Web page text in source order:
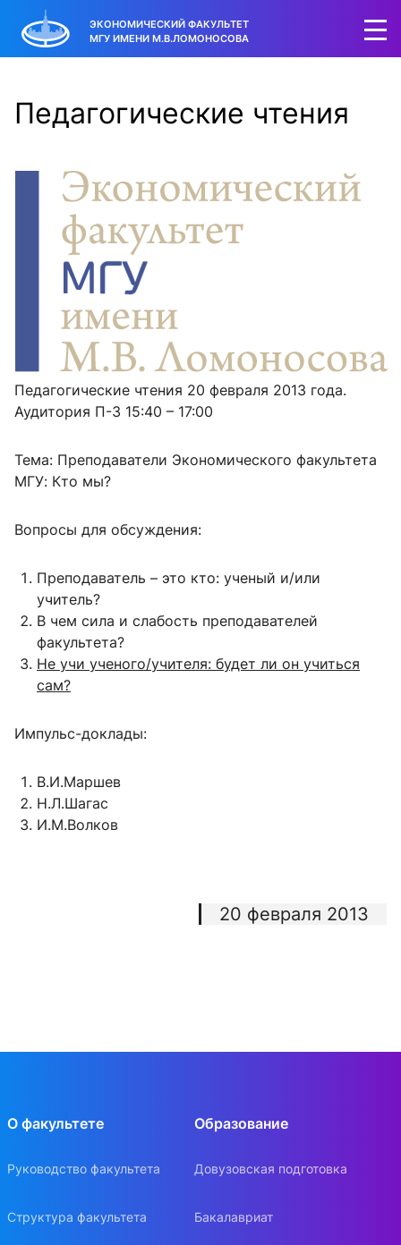
ЭКОНОМИЧЕСКИЙ ФАКУЛЬТЕТ
МГУ ИМЕНИ М.В.ЛОМОНОСОВА
Педагогические чтения
Педагогические чтения 20 февраля 2013 года.
Аудитория П-3 15:40 – 17:00
Тема: Преподаватели Экономического факультета
МГУ: Кто мы?
Вопросы для обсуждения:
Преподаватель – это кто: ученый и/или
учитель?
В чем сила и слабость преподавателей
факультета?
Не учи ученого/учителя: будет ли он учиться
сам?
Импульс-доклады:
В.И.Маршев
Н.Л.Шагас
И.М.Волков
20 февраля 2013
О факультете
Руководство факультета
Структура факультета
Образование
Довузовская подготовка
Бакалавриат